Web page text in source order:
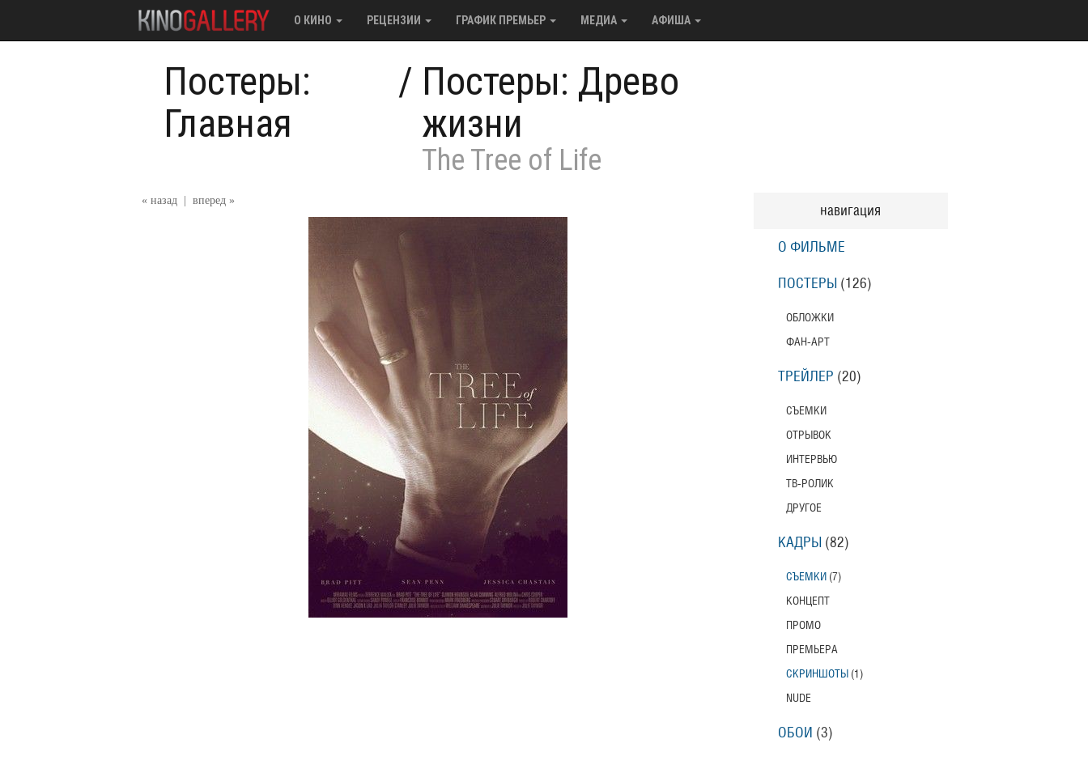
О КИНО РЕЦЕНЗИИ ГРАФИК ПРЕМЬЕР МЕДИА АФИША
Постеры:
Главная
/ Постеры: Древо
жизни
The Tree of Life
« назад вперед »
навигация
О ФИЛЬМЕ
ПОСТЕРЫ (126)
ОБЛОЖКИ
ФАН-АРТ
ТРЕЙЛЕР (20)
СЪЕМКИ
ОТРЫВОК
ИНТЕРВЬЮ
ТВ-РОЛИК
ДРУГОЕ
КАДРЫ (82)
СЪЕМКИ (7)
КОНЦЕПТ
ПРОМО
ПРЕМЬЕРА
СКРИНШОТЫ (1)
NUDE
ОБОИ (3)